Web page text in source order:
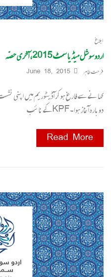
ابلاغ
اردو سوشل میڈیا سمٹ 2015، آخری حصّہ
فرحت طاہر June 18, 2015
کھانے سے فارغ ہوکر آڈیٹوریم میں اپنی
دوبارہ آ غاز ہوا۔KPFکے نائب
Read More